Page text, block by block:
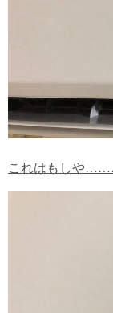
これはもしや